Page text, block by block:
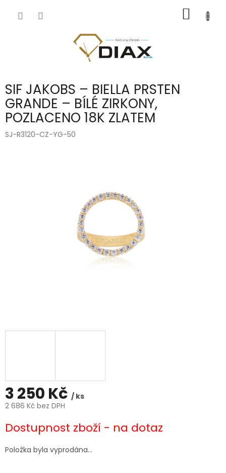
KOŠÍK
SIF JAKOBS – BIELLA PRSTEN
GRANDE – BÍLÉ ZIRKONY,
POZLACENO 18K ZLATEM
SJ-R3120-CZ-YG-50
3 250 Kč / ks
2 686 Kč bez DPH
cena:
Dostupnost zboží - na dotaz
Položka byla vyprodána…